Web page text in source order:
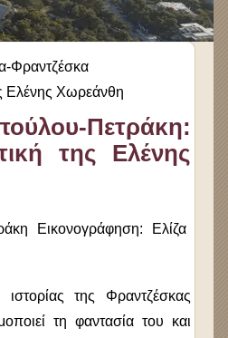
Φραντζέσκα
Ελένης Χωρεάνθη
Πετράκη:
της Ελένης
της Φραντζέσκας
τη φαντασία του και